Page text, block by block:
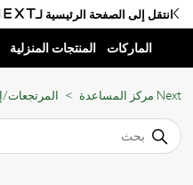
انتقل إلى الصفحة الرئيسية لـ
الماركات المنتجات المنزلية
Next مركز المساعدة المرتجعات/